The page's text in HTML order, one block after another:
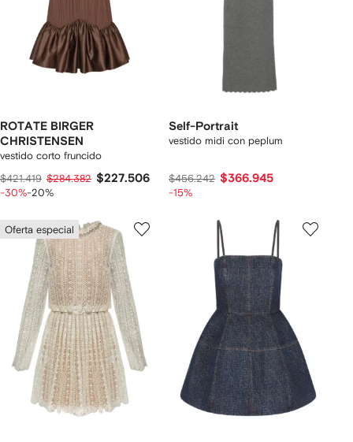
ROTATE BIRGER
CHRISTENSEN
vestido corto fruncido
$421.419 $284.382 $227.506
-30%-20%
Self-Portrait
vestido midi con peplum
$456.242 $366.945
-15%
Oferta especial